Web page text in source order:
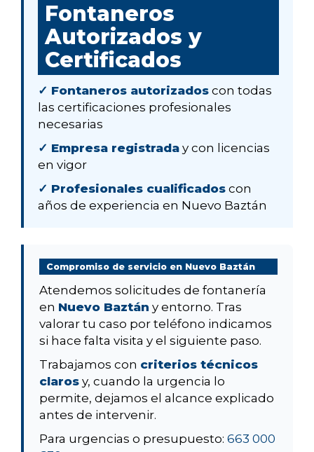
Fontaneros
Autorizados y
Certificados
✓ Fontaneros autorizados con todas
las certificaciones profesionales
necesarias
✓ Empresa registrada y con licencias
en vigor
✓ Profesionales cualificados con
años de experiencia en Nuevo Baztán
Compromiso de servicio en Nuevo Baztán
Atendemos solicitudes de fontanería
en Nuevo Baztán y entorno. Tras
valorar tu caso por teléfono indicamos
si hace falta visita y el siguiente paso.
Trabajamos con criterios técnicos
claros y, cuando la urgencia lo
permite, dejamos el alcance explicado
antes de intervenir.
Para urgencias o presupuesto: 663 000